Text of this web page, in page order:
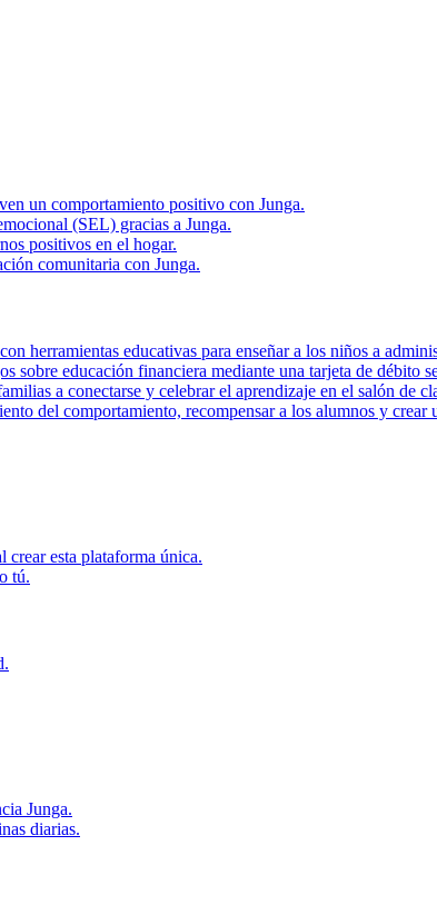
un comportamiento positivo con Junga.
(SEL) gracias a Junga.
positivos en el hogar.
comunitaria con Junga.
herramientas educativas para enseñar a los niños a
sobre educación financiera mediante una tarjeta de débito
a conectarse y celebrar el aprendizaje en el salón de
del comportamiento, recompensar a los alumnos y crear
crear esta plataforma única.
tú.
Junga.
diarias.